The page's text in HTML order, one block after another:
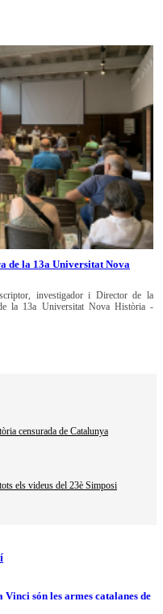
de la 13a Universitat Nova
investigador i Director de la
la 13a Universitat Nova Història -
censurada de Catalunya
els videus del 23è Simposi
són les armes catalanes de